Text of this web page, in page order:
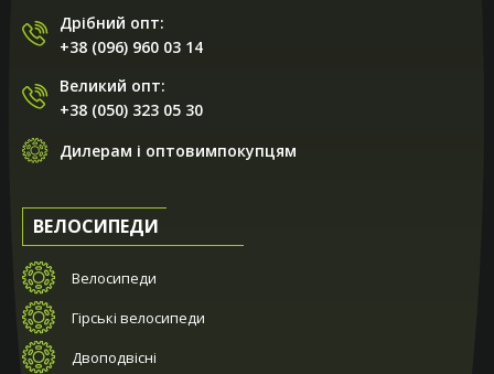
Дрібний опт:
+38 (096) 960 03 14
Великий опт:
+38 (050) 323 05 30
Дилерам і оптовимпокупцям
ВЕЛОСИПЕДИ
Велосипеди
Гірські велосипеди
Двоподвісні